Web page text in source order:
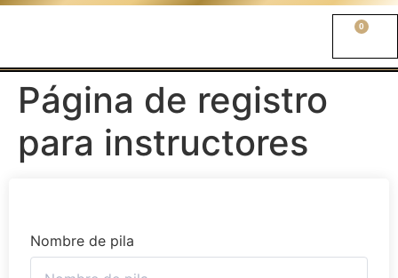
0
Página de registro
para instructores
Nombre de pila